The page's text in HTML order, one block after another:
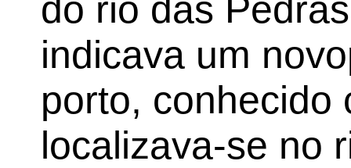
do rio das
indicava um
porto, conhecido
localizava-se no